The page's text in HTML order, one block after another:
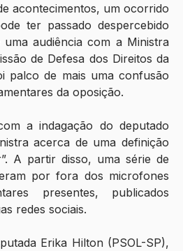
acontecimentos, um ocorrido
ter passado despercebido
audiência com a Ministra
de Defesa dos Direitos da
palco de mais uma confusão
da oposição.
a indagação do deputado
acerca de uma definição
A partir disso, uma série de
por fora dos microfones
presentes, publicados
redes sociais.
Erika Hilton (PSOL-SP),